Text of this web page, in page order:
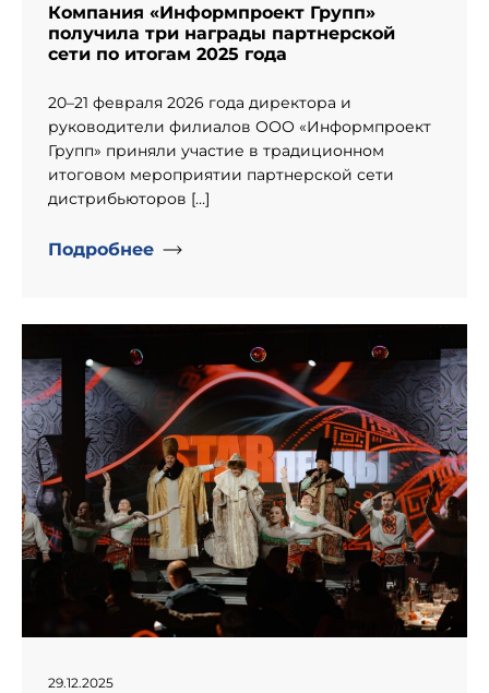
Компания «Информпроект Групп»
получила три награды партнерской
сети по итогам 2025 года
20–21 февраля 2026 года директора и
руководители филиалов ООО «Информпроект
Групп» приняли участие в традиционном
итоговом мероприятии партнерской сети
дистрибьюторов […]
Подробнее
29.12.2025